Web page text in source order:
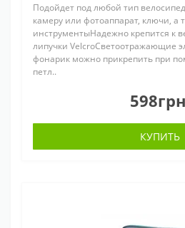
Подойдет под любой тип
камеру или фотоаппарат, ключи, а
инструментыНадежно крепится к
липучки VelcroСветоотражающие
фонарик можно прикрепить при
петл..
КУПИТЬ